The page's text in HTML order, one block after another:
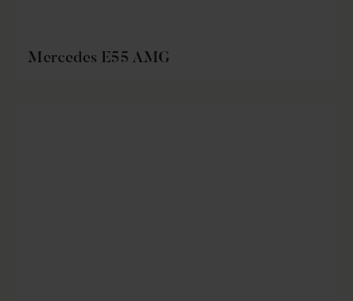
Mercedes E55 AMG